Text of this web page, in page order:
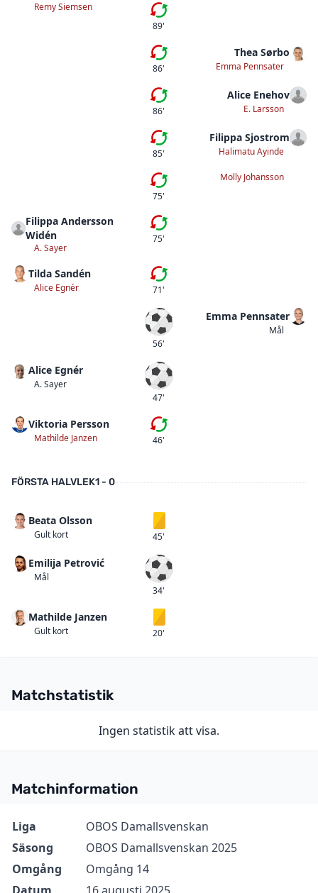
Remy Siemsen
Fjärde bytet
89'
Fjärde bytet
86'
Thea Sørbo
Emma Pennsater
Tredje bytet
86'
Alice Enehov
E. Larsson
Andra bytet
85'
Filippa Sjostrom
Halimatu Ayinde
Första bytet
75'
Molly Johansson
Filippa Andersson
Widén
A. Sayer
Tredje bytet
75'
Tilda Sandén
Alice Egnér
Andra bytet
71'
Mål
56'
Emma Pennsater
Mål
Alice Egnér
A. Sayer Mål
47'
Viktoria Persson
Mathilde Janzen
Första bytet
46'
FÖRSTA HALVLEK1 - 0
Beata Olsson
Gult kort
Gult kort
45'
Emilija Petrović
Mål Mål
34'
Mathilde Janzen
Gult kort
Gult kort
20'
Matchstatistik
Ingen statistik att visa.
Matchinformation
Information Värde
Liga
OBOS Damallsvenskan
Säsong
OBOS Damallsvenskan 2025
Omgång
Omgång 14